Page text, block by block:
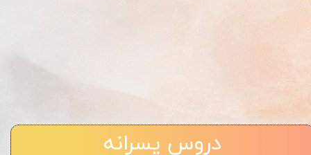
دروس پسرانه